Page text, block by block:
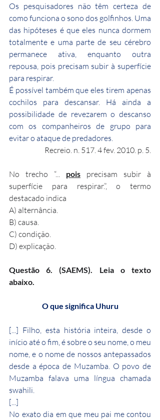
Os pesquisadores não têm certeza de
como funciona o sono dos golfinhos. Uma
das hipóteses é que eles nunca dormem
totalmente e uma parte de seu cérebro
permanece ativa, enquanto outra
repousa, pois precisam subir à superfície
para respirar.
É possível também que eles tirem apenas
cochilos para descansar. Há ainda a
possibilidade de revezarem o descanso
com os companheiros de grupo para
evitar o ataque de predadores.
Recreio. n. 517. 4 fev. 2010. p. 5.
No trecho “... pois precisam subir à
superfície para respirar.”, o termo
destacado indica
A) alternância.
B) causa.
C) condição.
D) explicação.
Questão 6. (SAEMS). Leia o texto
abaixo.
O que significa Uhuru
[...] Filho, esta história inteira, desde o
início até o fim, é sobre o seu nome, o meu
nome, e o nome de nossos antepassados
desde a época de Muzamba. O povo de
Muzamba falava uma língua chamada
swahili.
[...]
No exato dia em que meu pai me contou